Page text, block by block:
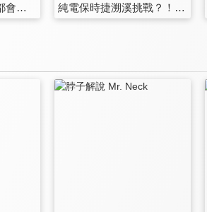
【1.5升柴油更適合都會！？】冷門？浪漫！不失個性：Peugeot 3008 1.5 BlueHDI Allure 純電保時捷溯溪挑戰？！Taycan 4S Cross Turismo 輕鬆實現輕越野！？